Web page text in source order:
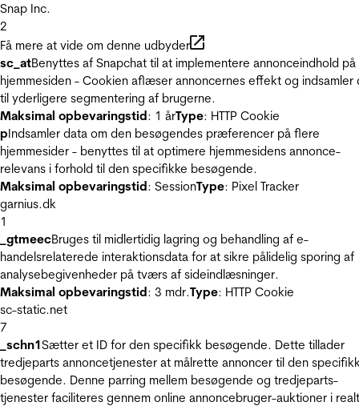
Snap Inc.
2
Få mere at vide om denne udbyder
sc_atBenyttes af Snapchat til at implementere annonceindhold på
hjemmesiden - Cookien aflæser annoncernes effekt og indsamler
til yderligere segmentering af brugerne.
Maksimal opbevaringstid: 1 årType: HTTP Cookie
pIndsamler data om den besøgendes præferencer på flere
hjemmesider - benyttes til at optimere hjemmesidens annonce-
relevans i forhold til den specifikke besøgende.
Maksimal opbevaringstid: SessionType: Pixel Tracker
garnius.dk
1
_gtmeecBruges til midlertidig lagring og behandling af e-
handelsrelaterede interaktionsdata for at sikre pålidelig sporing af
analysebegivenheder på tværs af sideindlæsninger.
Maksimal opbevaringstid: 3 mdr.Type: HTTP Cookie
sc-static.net
7
_schn1Sætter et ID for den specifikk besøgende. Dette tillader
tredjeparts annoncetjenester at målrette annoncer til den
besøgende. Denne parring mellem besøgende og tredjeparts-
tjenester faciliteres gennem online annoncebruger-auktioner i